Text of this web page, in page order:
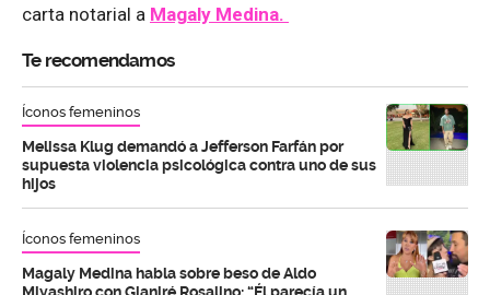
carta notarial a Magaly Medina.
Te recomendamos
Íconos femeninos
Melissa Klug demandó a Jefferson Farfán por
supuesta violencia psicológica contra uno de sus
hijos
Íconos femeninos
Magaly Medina habla sobre beso de Aldo